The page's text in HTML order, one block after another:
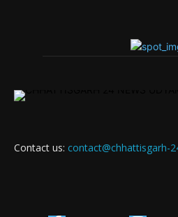
Contact us: contact@chhattisgarh-